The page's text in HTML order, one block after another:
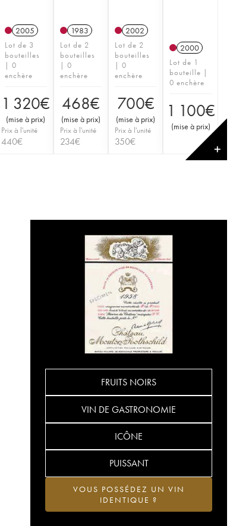
2005
Lot de 3
bouteilles
| 0
enchère
1 320€
(mise à prix)
Prix à l'unité
440€
1983
Lot de 2
bouteilles
| 0
enchère
468€
(mise à prix)
Prix à l'unité
234€
2002
Lot de 2
bouteilles
| 0
enchère
700€
(mise à prix)
Prix à l'unité
350€
2000
Lot de 1
bouteille |
0 enchère
1 100€
(mise à prix)
✕
FRUITS NOIRS
VIN DE GASTRONOMIE
ICÔNE
PUISSANT
VOUS POSSÉDEZ UN VIN
IDENTIQUE ?